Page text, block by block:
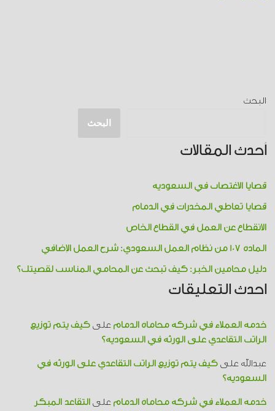
البحث
البحث
أحدث المقالات
قضايا الاغتصاب في السعودية
قضايا تعاطي المخدرات​ في الدمام
الانقطاع عن العمل في القطاع الخاص
المادة 107 من نظام العمل السعودي: شرح العمل الإضافي
دليل محامين الخبر: كيف تبحث عن المحامي المناسب لقضيتك؟
احدث التعليقات
خدمة العملاء في شركة محاماة الدمام علىكيف يتم توزيع
الراتب التقاعدي على الورثة في السعودية؟
عبدالله علىكيف يتم توزيع الراتب التقاعدي على الورثة في
السعودية؟
خدمة العملاء في شركة محاماة الدمام على التقاعد المبكر